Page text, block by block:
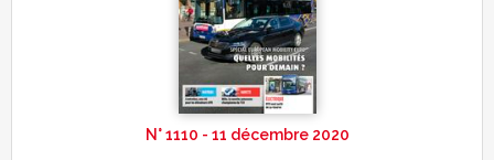
N° 1110 - 11 décembre 2020